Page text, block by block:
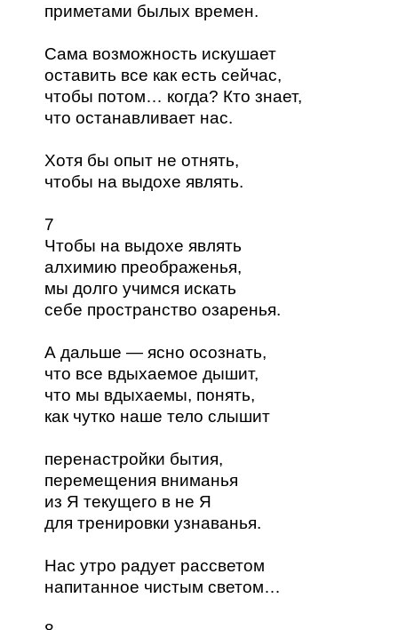
приметами былых времен.
Сама возможность искушает
оставить все как есть сейчас,
чтобы потом… когда? Кто знает,
что останавливает нас.
Хотя бы опыт не отнять,
чтобы на выдохе являть.
7
Чтобы на выдохе являть
алхимию преображенья,
мы долго учимся искать
себе пространство озаренья.
А дальше — ясно осознать,
что все вдыхаемое дышит,
что мы вдыхаемы, понять,
как чутко наше тело слышит
перенастройки бытия,
перемещения вниманья
из Я текущего в не Я
для тренировки узнаванья.
Нас утро радует рассветом
напитанное чистым светом…